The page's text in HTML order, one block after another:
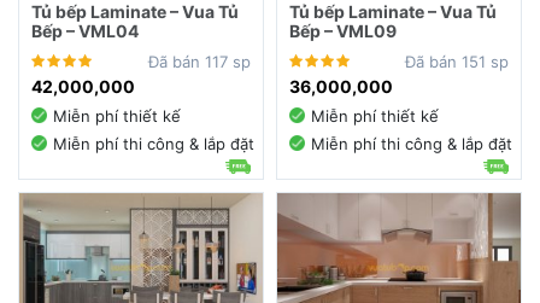
Tủ bếp Laminate – Vua Tủ
Bếp – VML04
Đã bán 117 sp
42,000,000
Miễn phí thiết kế
Miễn phí thi công & lắp đặt
Tủ bếp Laminate – Vua Tủ
Bếp – VML09
Đã bán 151 sp
36,000,000
Miễn phí thiết kế
Miễn phí thi công & lắp đặt